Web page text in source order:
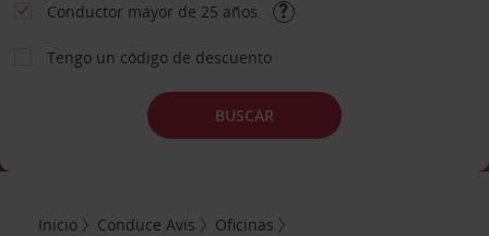
Conductor mayor de 25 años
Tengo un código de descuento
BUSCAR
Inicio Conduce Avis
Oficinas